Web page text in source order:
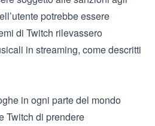
potrebbe essere
di Twitch rilevassero
in streaming, come descritti
in ogni parte del mondo
Twitch di prendere